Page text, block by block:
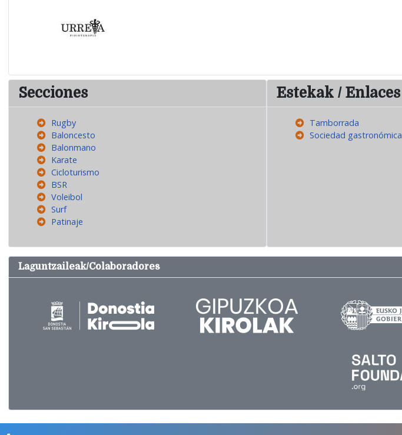
Secciones
Rugby
Baloncesto
Balonmano
Karate
Cicloturismo
BSR
Voleibol
Surf
Patinaje
Estekak / Enlaces
Tamborrada
Sociedad gastronómica
Laguntzaileak/Colaboradores